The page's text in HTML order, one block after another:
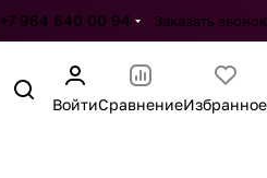
+7 964 640 00 94 Заказать звонок
ВойтиСравнениеИзбранное